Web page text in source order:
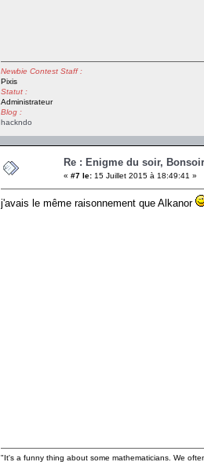
Newbie Contest Staff :
Pixis
Statut :
Administrateur
Blog :
hackndo
Re : Enigme du soir,
« #7 le: 15 Juillet 2015 à 18:49:41 »
j'avais le même raisonnement que Alkanor
"It's a funny thing about some mathematicians. We